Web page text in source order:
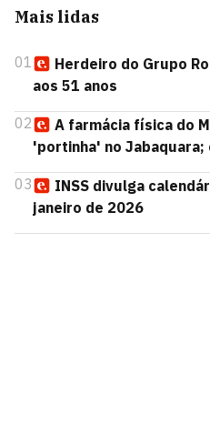
Mais lidas
01
Herdeiro do Grupo
aos 51 anos
02
A farmácia física do
'portinha' no Jabaquara;
03
INSS divulga
janeiro de 2026